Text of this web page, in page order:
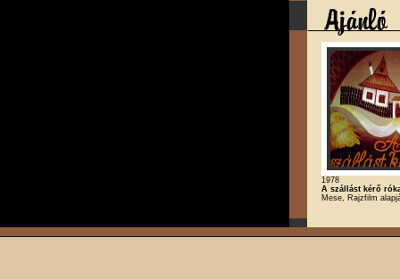
1978
A szállást kérő
Mese, Rajzfilm